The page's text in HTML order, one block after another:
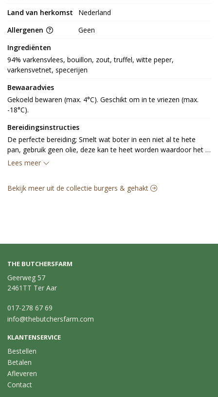
Land van herkomst
Nederland
Allergenen
Geen
Ingrediënten
94% varkensvlees, bouillon, zout, truffel, witte peper,
varkensvetnet, specerijen
Bewaaradvies
Gekoeld bewaren (max. 4°C). Geschikt om in te vriezen (max.
-18°C).
Bereidingsinstructies
De perfecte bereiding; Smelt wat boter in een niet al te hete
pan, gebruik geen olie, deze kan te heet worden waardoor het
velletje van de Crepinette zal barsten, laat het vuur half hoog
20 a 25 minuutjes de deksel van de pan en zet het vuur iets
Lees meer
Bekijk meer uit de collectie burgers & gehakt
THE BUTCHERSFARM
Geerweg 57
2461TT Ter Aar
017-278 67 69
info@thebutchersfarm.com
KLANTENSERVICE
Bestellen
Betalen
Afleveren
Contact